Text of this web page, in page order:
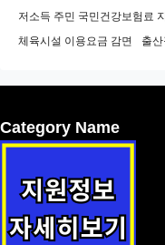
저소득 주민 국민건강보험료
체육시설 이용요금 감면
출
Category Name